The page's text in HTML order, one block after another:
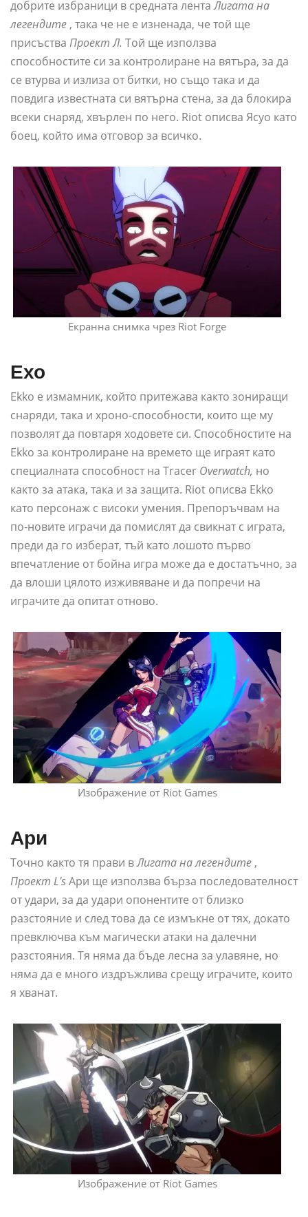
добрите избраници в средната лентаЛигата на
легендите , така че не е изненада, че той ще
присъства Проект Л. Той ще използва
способностите си за контролиране на вятъра, за да
се втурва и излиза от битки, но също така и да
повдига известната си вятърна стена, за да блокира
всеки снаряд, хвърлен по него. Riot описва Ясуо като
боец, който има отговор за всичко.
Екранна снимка чрез Riot Forge
Ехо
Ekko е измамник, който притежава както зониращи
снаряди, така и хроно-способности, които ще му
позволят да повтаря ходовете си. Способностите на
Ekko за контролиране на времето ще играят като
специалната способност на Tracer Overwatch, но
както за атака, така и за защита. Riot описва Ekko
като персонаж с високи умения. Препоръчвам на
по-новите играчи да помислят да свикнат с играта,
преди да го изберат, тъй като лошото първо
впечатление от бойна игра може да е достатъчно, за
да влоши цялото изживяване и да попречи на
играчите да опитат отново.
Изображение от Riot Games
Ари
Точно както тя прави вЛигата на легендите ,
Проект L'sАри ще използва бърза последователност
от удари, за да удари опонентите от близко
разстояние и след това да се измъкне от тях, докато
превключва към магически атаки на далечни
разстояния. Тя няма да бъде лесна за улавяне, но
няма да е много издръжлива срещу играчите, които
я хванат.
Изображение от Riot Games